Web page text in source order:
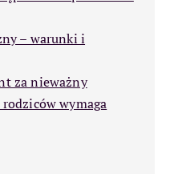
– warunki i
za nieważny
wymaga